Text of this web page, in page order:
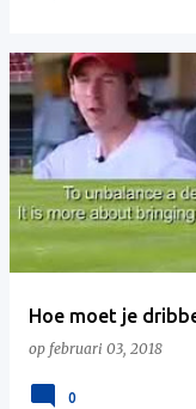
Hoe moet je
op februari 03, 2018
0